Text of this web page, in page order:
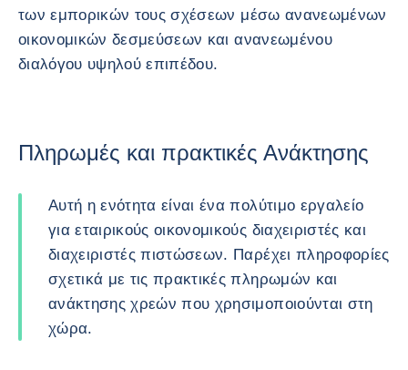
των εμπορικών τους σχέσεων μέσω ανανεωμένων
οικονομικών δεσμεύσεων και ανανεωμένου
διαλόγου υψηλού επιπέδου.
Πληρωμές και πρακτικές Ανάκτησης
Αυτή η ενότητα είναι ένα πολύτιμο εργαλείο
για εταιρικούς οικονομικούς διαχειριστές και
διαχειριστές πιστώσεων. Παρέχει πληροφορίες
σχετικά με τις πρακτικές πληρωμών και
ανάκτησης χρεών που χρησιμοποιούνται στη
χώρα.